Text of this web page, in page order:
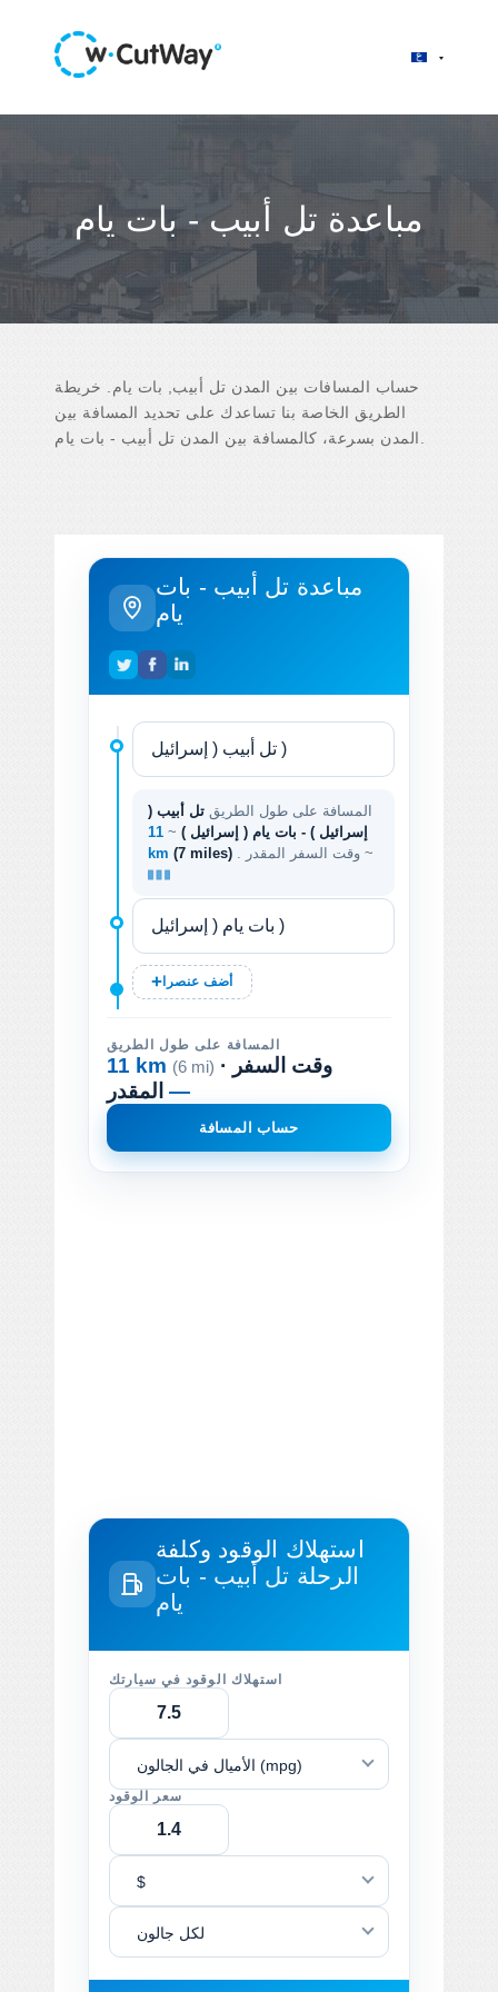
مباعدة تل أبيب - بات يام
حساب المسافات بين المدن تل أبيب, بات يام. خريطة
الطريق الخاصة بنا تساعدك على تحديد المسافة بين
مباعدة تل أبيب - بات
يام
المسافة على طول الطريق تل أبيب (
إسرائيل ) - بات يام ( إسرائيل ) ~
11
km (7 miles) . وقت السفر المقدر ~
أضف عنصرا
المسافة على طول الطريق
11 km (6 mi) · وقت السفر
—
حساب المسافة
استهلاك الوقود وكلفة
الرحلة تل أبيب - بات
يام
استهلاك الوقود في سيارتك
الأميال في الجالون (mpg)
سعر الوقود
$
لكل جالون